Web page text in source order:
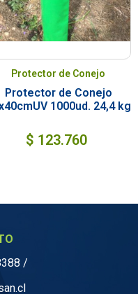
Protector de Conejo
Protector de Conejo
1000ud. 24,4 kg
$ 123.760
/